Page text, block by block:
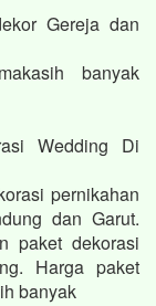
Gereja dan
banyak
Wedding Di
pernikahan
dan Garut.
paket dekorasi
Harga paket
banyak